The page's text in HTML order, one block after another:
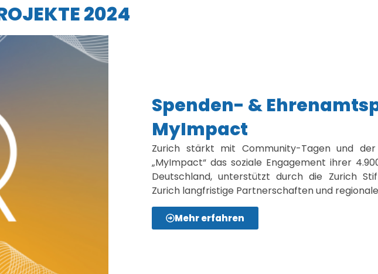
2024
Spenden- &
MyImpact
Zurich stärkt mit Community-Tagen und
„MyImpact“ das soziale Engagement ihrer
Deutschland, unterstützt durch die Zurich
Zurich langfristige Partnerschaften und
Mehr erfahren